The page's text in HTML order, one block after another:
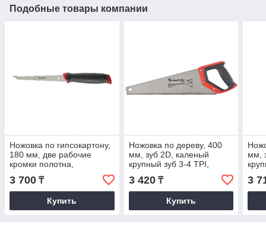
Подобные товары компании
Ножовка по гипсокартону,
180 мм, две рабочие
кромки полотна,
двухкомпонентная
рукоятка. MATRIX
3 700 ₸
Купить
Ножовка по дереву, 400
мм, зуб 2D, каленый
крупный зуб 3-4 TPI,
двухкомпонентная
рукоятка. MATRIX
MASTER
3 420₸
Купить
мм,
3